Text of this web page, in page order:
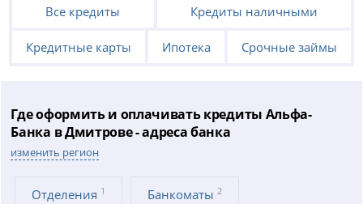
Все кредиты Кредиты наличными
Кредитные карты Ипотека Срочные займы
Где оформить и оплачивать кредиты Альфа-
Банка в Дмитрове - адреса банка
изменить регион
Отделения 1 Банкоматы2